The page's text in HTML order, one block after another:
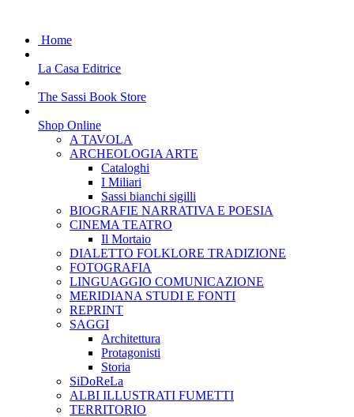
Home
La Casa Editrice
The Sassi Book Store
Shop Online
A TAVOLA
ARCHEOLOGIA ARTE
Cataloghi
I Miliari
Sassi bianchi sigilli
BIOGRAFIE NARRATIVA E POESIA
CINEMA TEATRO
Il Mortaio
DIALETTO FOLKLORE TRADIZIONE
FOTOGRAFIA
LINGUAGGIO COMUNICAZIONE
MERIDIANA STUDI E FONTI
REPRINT
SAGGI
Architettura
Protagonisti
Storia
SiDoReLa
ALBI ILLUSTRATI FUMETTI
TERRITORIO